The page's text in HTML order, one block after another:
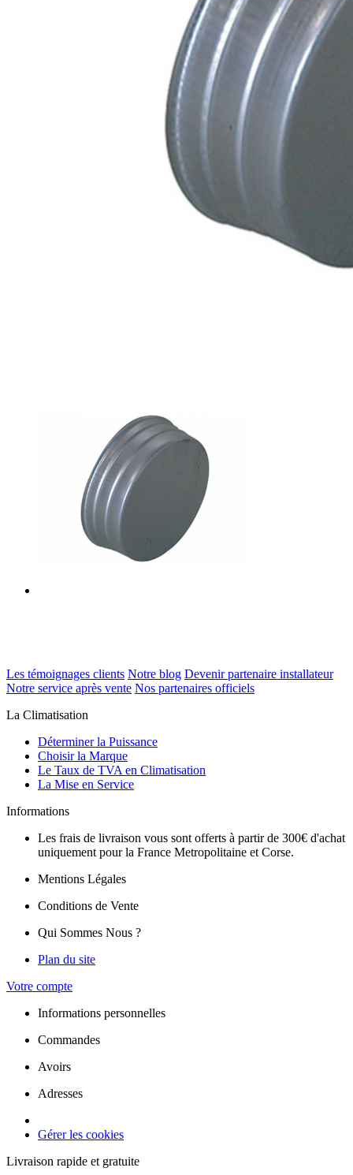
Les témoignages clients Notre blog Devenir partenaire installateur
Notre service après vente Nos partenaires officiels
La Climatisation
Déterminer la Puissance
Choisir la Marque
Le Taux de TVA en Climatisation
La Mise en Service
Informations
Les frais de livraison vous sont offerts à partir de 300€ d'achat
uniquement pour la France Metropolitaine et Corse.
Mentions Légales
Conditions de Vente
Qui Sommes Nous ?
Plan du site
Votre compte
Informations personnelles
Commandes
Avoirs
Adresses
Gérer les cookies
Livraison rapide et gratuite